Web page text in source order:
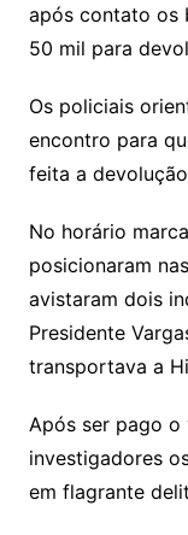
após contato os
50 mil para
Os policiais
encontro para
feita a
No horário
posicionaram
avistaram dois
Presidente
transportava a
Após ser pago
investigadores
em flagrante